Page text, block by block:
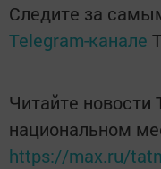
Следите за
Telegram-канале
Читайте новости
национальном
https://max.ru/